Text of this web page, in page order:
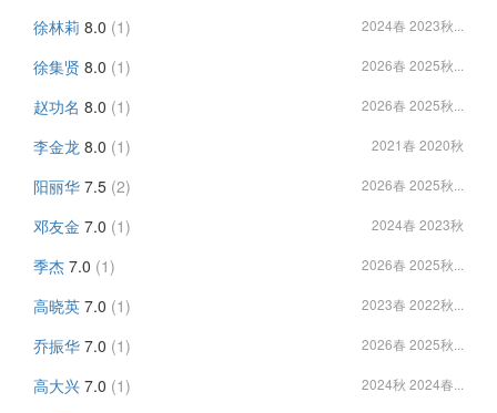
徐林莉 8.0 (1) 2024春 2023秋...
徐集贤 8.0 (1) 2026春 2025秋...
赵功名 8.0 (1) 2026春 2025秋...
李金龙 8.0 (1) 2021春 2020秋
阳丽华 7.5 (2) 2026春 2025秋...
邓友金 7.0 (1) 2024春 2023秋
季杰 7.0 (1) 2026春 2025秋...
高晓英 7.0 (1) 2023春 2022秋...
乔振华 7.0 (1) 2026春 2025秋...
高大兴 7.0 (1) 2024秋 2024春...